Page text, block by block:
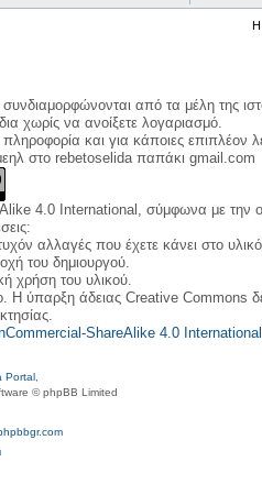
Η
από τα μέλη της
χωρίς να ανοίξετε λογαριασμό.
και για κάποιες επιπλέον
στο rebetoselida παπάκι gmail.com
4.0 International, σύμφωνα με την
αλλαγές που έχετε κάνει στο
του δημιουργού.
χρήση του υλικού.
ύπαρξη άδειας Creative Commons
ShareAlike 4.0
Portal
© phpBB Limited